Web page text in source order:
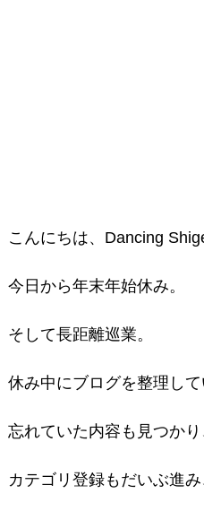
こんにちは、Dancing
今日から年末年始休み。
そして長距離巡業。
休み中にブログを整理して
忘れていた内容も見つかり
カテゴリ登録もだいぶ進み